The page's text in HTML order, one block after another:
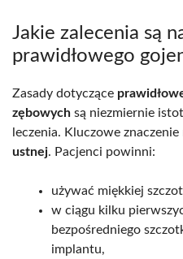
Jakie zalecenia są
prawidłowego
Zasady dotyczące
zębowych są niezmiernie
leczenia. Kluczowe znaczenie
ustnej. Pacjenci powinni:
używać miękkiej
w ciągu kilku
bezpośredniego
implantu,